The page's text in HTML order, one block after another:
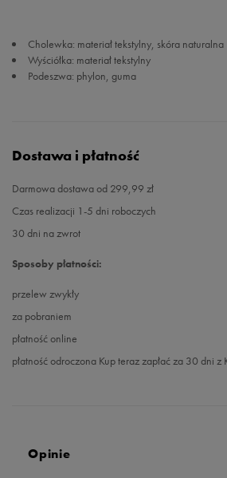
34 21,5 cm
Cholewka: materiał tekstylny, skóra naturalna
Wyściółka: materiał tekstylny
Podeszwa: phylon, guma
Dostawa i płatność
Darmowa dostawa od 299,99 zł
Czas realizacji 1-5 dni roboczych
30 dni na zwrot
Sposoby płatności:
przelew zwykły
za pobraniem
płatność online
płatność odroczona Kup teraz zapłać za 30 dni z
Opinie